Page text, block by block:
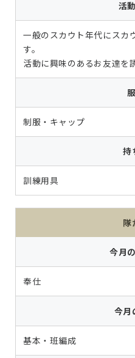
活
一般のスカウト年代にスカ
す。
活動に興味のあるお友達を
制服・キャップ
持
訓練用具
隊
今月
奉仕
今月
基本・班編成